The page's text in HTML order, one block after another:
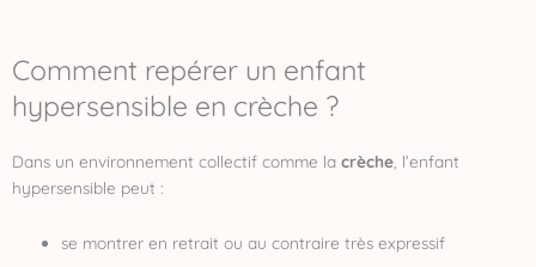
Comment repérer un enfant
hypersensible en crèche ?
Dans un environnement collectif comme la crèche , l’enfant
hypersensible peut :
se montrer en retrait ou au contraire très expressif